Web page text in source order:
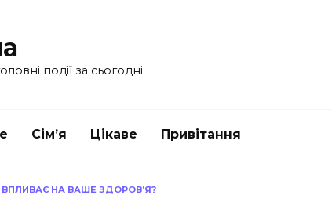
події за сьогодні
Сім’я Цікаве Привітання
ВПЛИВАЄ НА ВАШЕ ЗДОРОВ’Я?